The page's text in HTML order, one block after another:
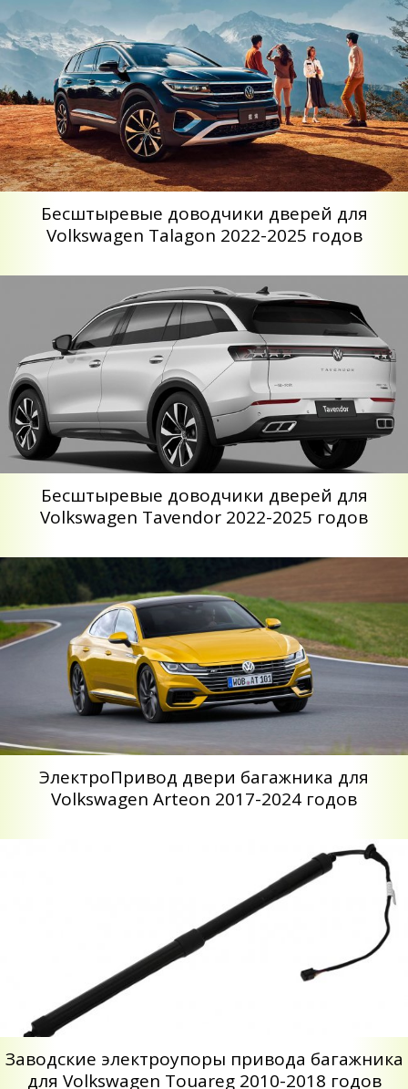
Бесштыревые доводчики дверей для
Volkswagen Talagon 2022-2025 годов
Бесштыревые доводчики дверей для
Volkswagen Tavendor 2022-2025 годов
ЭлектроПривод двери багажника для
Volkswagen Arteon 2017-2024 годов
Заводские электроупоры привода багажника
для Volkswagen Touareg 2010-2018 годов